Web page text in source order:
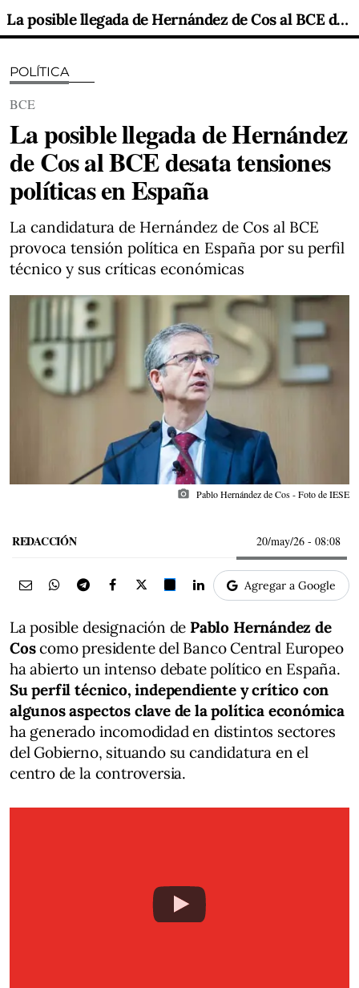
La posible llegada de Hernández de Cos al BCE desata tensiones políticas en España
POLÍTICA
BCE
La posible llegada de Hernández
de Cos al BCE desata tensiones
políticas en España
La candidatura de Hernández de Cos al BCE
provoca tensión política en España por su perfil
técnico y sus críticas económicas
photo_camera Pablo Hernández de Cos - Foto de IESE
REDACCIÓN 20/may/26 - 08:08
Agregar a Google
La posible designación de Pablo Hernández de
Coscomo presidente del Banco Central Europeo
ha abierto un intenso debate político en España.
Su perfil técnico, independiente y crítico con
algunos aspectos clave de la política económica
ha generado incomodidad en distintos sectores
del Gobierno, situando su candidatura en el
centro de la controversia.